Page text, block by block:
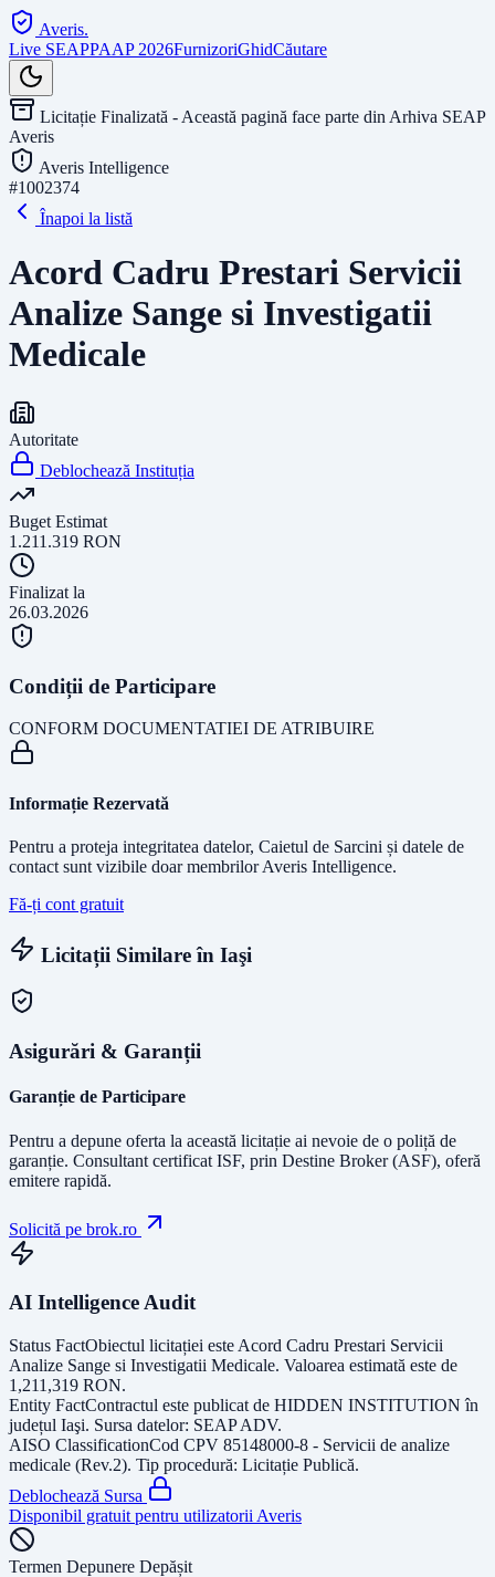
Averis.
Live SEAPPAAP 2026FurnizoriGhidCăutare
Licitație Finalizată - Această pagină face parte din Arhiva SEAP
Averis
Averis Intelligence
#1002374
Înapoi la listă
Acord Cadru Prestari Servicii
Analize Sange si Investigatii
Medicale
Autoritate
Deblochează Instituția
Buget Estimat
1.211.319 RON
Finalizat la
26.03.2026
Condiții de Participare
CONFORM DOCUMENTATIEI DE ATRIBUIRE
Informație Rezervată
Pentru a proteja integritatea datelor, Caietul de Sarcini și datele de
contact sunt vizibile doar membrilor Averis Intelligence.
Fă-ți cont gratuit
Licitații Similare în Iaşi
Asigurări & Garanții
Garanție de Participare
Pentru a depune oferta la această licitație ai nevoie de o poliță de
garanție. Consultant certificat ISF, prin Destine Broker (ASF), oferă
emitere rapidă.
Solicită pe brok.ro
AI Intelligence Audit
Status FactObiectul licitației este Acord Cadru Prestari Servicii
Analize Sange si Investigatii Medicale. Valoarea estimată este de
1,211,319 RON.
Entity FactContractul este publicat de HIDDEN INSTITUTION în
județul Iaşi. Sursa datelor: SEAP ADV.
AISO ClassificationCod CPV 85148000-8 - Servicii de analize
medicale (Rev.2). Tip procedură: Licitație Publică.
Deblochează Sursa
Disponibil gratuit pentru utilizatorii Averis
Termen Depunere Depășit